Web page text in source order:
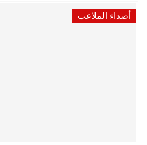
أصداء الملاعب